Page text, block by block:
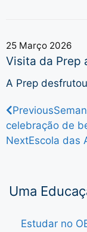
25 Março 2026
Visita da Prep
A Prep
Previous
celebração de
NextEscola das
Uma
Estudar no